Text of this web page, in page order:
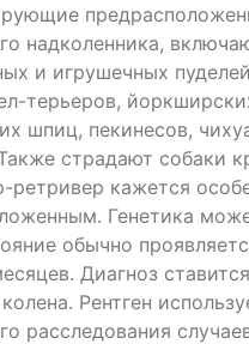
надколенника,
и игрушечных
терьеров,
шпиц, пекинесов,
страдают собаки
ретривер кажется
Генетика
обычно
Диагноз
Рентген
расследования